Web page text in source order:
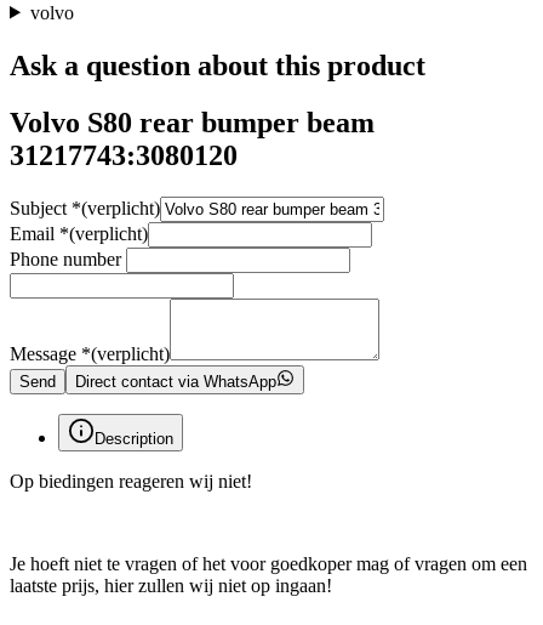
volvo
Ask a question about this product
Volvo S80 rear bumper beam
31217743:3080120
Subject *(verplicht)
Email *(verplicht)
Phone number
Message *(verplicht)
Send Direct contact via WhatsApp
Description
Op biedingen reageren wij niet!
Je hoeft niet te vragen of het voor goedkoper mag of vragen om een
laatste prijs, hier zullen wij niet op ingaan!